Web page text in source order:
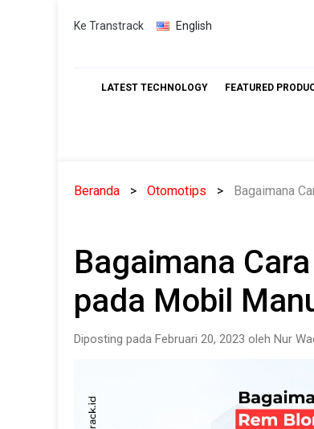
Skip
Ke Transtrack English
LATEST TECHNOLOGY FEATURED
Beranda Otomotips Bagaimana
Bagaimana
pada Mobil
Diposting pada Februari 20, 2023 oleh Nur